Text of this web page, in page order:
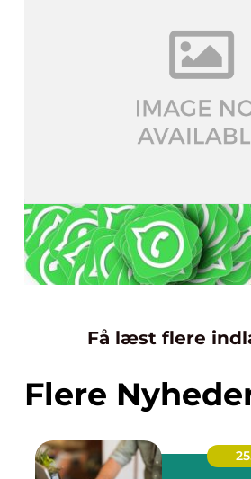
Få læst flere
Flere